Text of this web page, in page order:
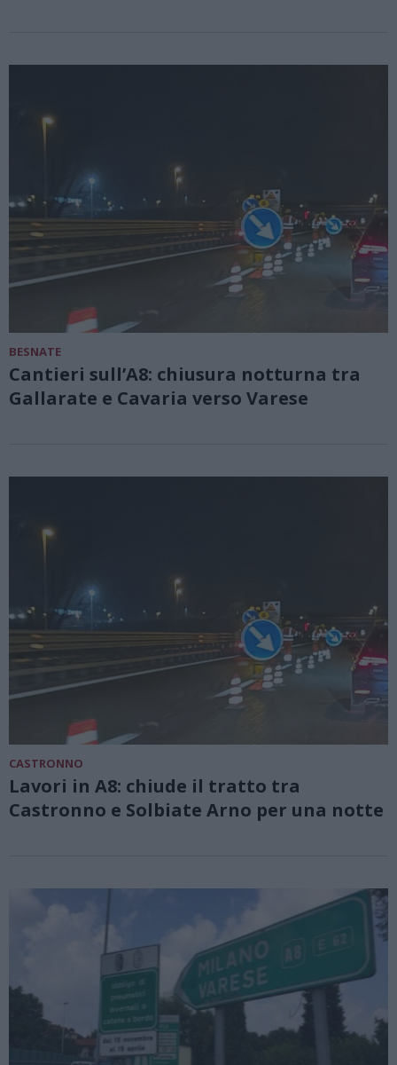
BESNATE
Cantieri sull’A8: chiusura notturna tra
Gallarate e Cavaria verso Varese
CASTRONNO
Lavori in A8: chiude il tratto tra
Castronno e Solbiate Arno per una notte